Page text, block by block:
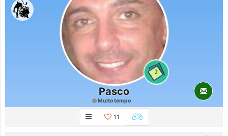
2
Pasco
Muito tempo
11